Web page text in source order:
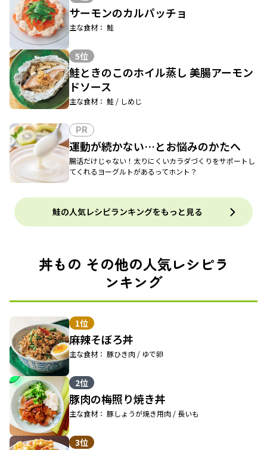
サーモンのカルパッチョ
主な食材： 鮭
5位
鮭ときのこのホイル蒸し 美腸アーモン
ドソース
主な食材： 鮭 / しめじ
PR
運動が続かない…とお悩みのかたへ
腸活だけじゃない！太りにくいカラダづくりをサポートし
てくれるヨーグルトがあるってホント？
鮭の人気レシピランキングをもっと見る
丼もの その他の人気レシピラ
ンキング
1位
麻辣そぼろ丼
主な食材： 豚ひき肉 / ゆで卵
2位
豚肉の梅照り焼き丼
主な食材： 豚しょうが焼き用肉 / 長いも
3位